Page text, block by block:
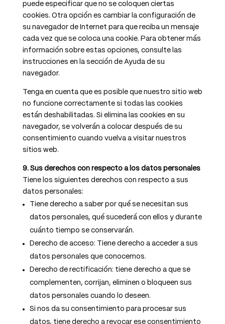
puede especificar que no se coloquen ciertas
cookies. Otra opción es cambiar la configuración de
su navegador de Internet para que reciba un mensaje
cada vez que se coloca una cookie. Para obtener más
información sobre estas opciones, consulte las
instrucciones en la sección de Ayuda de su
navegador.
Tenga en cuenta que es posible que nuestro sitio web
no funcione correctamente si todas las cookies
están deshabilitadas. Si elimina las cookies en su
navegador, se volverán a colocar después de su
consentimiento cuando vuelva a visitar nuestros
sitios web.
9. Sus derechos con respecto a los datos personales
Tiene los siguientes derechos con respecto a sus
datos personales:
Tiene derecho a saber por qué se necesitan sus
datos personales, qué sucederá con ellos y durante
cuánto tiempo se conservarán.
Derecho de acceso: Tiene derecho a acceder a sus
datos personales que conocemos.
Derecho de rectificación: tiene derecho a que se
complementen, corrijan, eliminen o bloqueen sus
datos personales cuando lo deseen.
Si nos da su consentimiento para procesar sus
datos, tiene derecho a revocar ese consentimiento